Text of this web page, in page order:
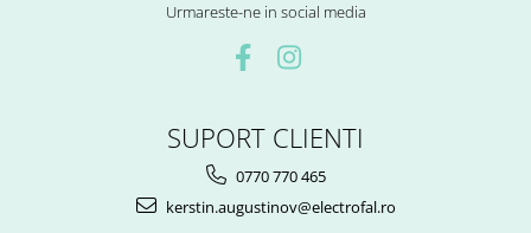
Urmareste-ne in social media
SUPORT CLIENTI
0770 770 465
kerstin.augustinov@electrofal.ro